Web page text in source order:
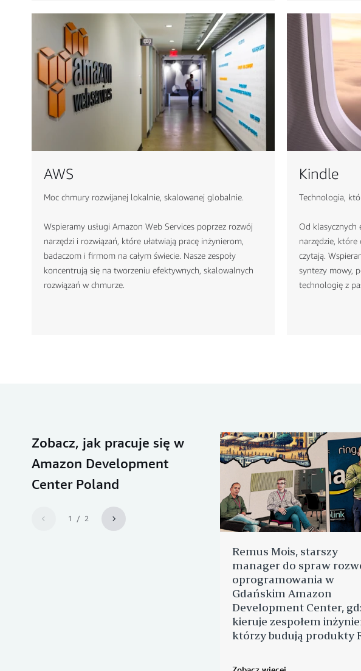
AWS
Moc chmury rozwijanej lokalnie, skalowanej globalnie.
Wspieramy usługi Amazon Web Services poprzez rozwój
narzędzi i rozwiązań, które ułatwiają pracę inżynierom,
badaczom i firmom na całym świecie. Nasze zespoły
koncentrują się na tworzeniu efektywnych, skalowalnych
rozwiązań w chmurze.
Kindle
Technologia,
Od klasycznych
narzędzie,
czytają.
syntezy mowy,
technologię z
Zobacz, jak pracuje się w
Amazon Development
Center Poland
1 / 2
Remus Mois, starszy
manager do spraw
oprogramowania w
Gdańskim Amazon
Development Center,
kieruje zespołem
którzy budują produkty